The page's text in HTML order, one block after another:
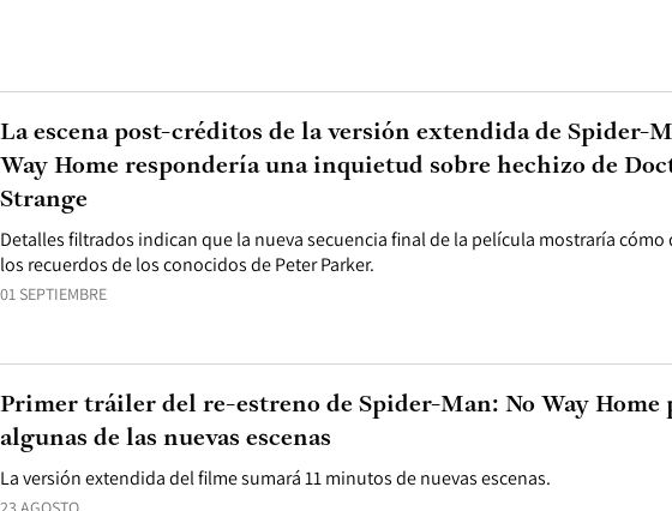
01 SEPTIEMBRE
Detalles filtrados indican que la nueva secuencia final de la película mostraría cómo
los recuerdos de los conocidos de Peter Parker.
La escena post-créditos de la versión extendida de Spider-
Way Home respondería una inquietud sobre hechizo de
Strange
La versión extendida del filme sumará 11 minutos de nuevas escenas.
Primer tráiler del re-estreno de Spider-Man: No Way Home
algunas de las nuevas escenas